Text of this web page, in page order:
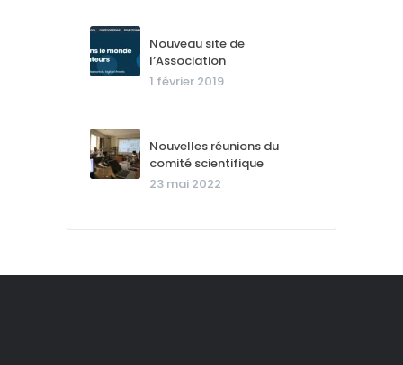
Nouveau site de
l’Association
1 février 2019
Nouvelles réunions du
comité scientifique
23 mai 2022